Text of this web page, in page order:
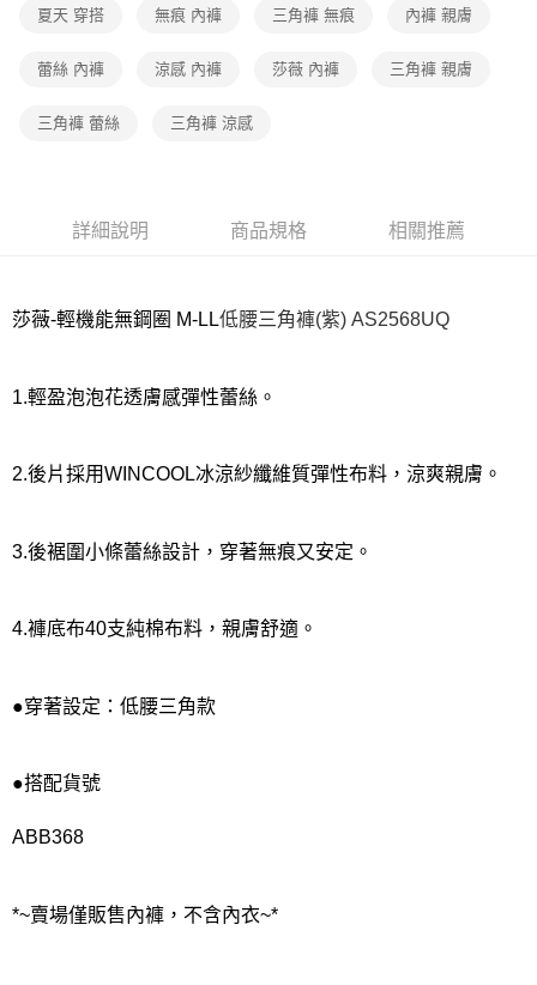
付款後7-11取貨
每筆NT$80，滿NT$1,000(含以上)免運費
夏天 穿搭 無痕 內褲 三角褲 無痕 內褲 親膚
蕾絲 內褲 涼感 內褲 莎薇 內褲 三角褲 親膚
三角褲 蕾絲 三角褲 涼感
詳細說明 商品規格 相關推薦
莎薇-輕機能無鋼圈 M-LL低腰三角褲(紫) AS2568UQ
1.輕盈泡泡花透膚感彈性蕾絲。
2.後片採用WINCOOL冰涼紗纖維質彈性布料，涼爽親膚。
3.後裾圍小條蕾絲設計，穿著無痕又安定。
4.褲底布40支純棉布料，親膚舒適。
●穿著設定：低腰三角款
●搭配貨號
ABB368
*~賣場僅販售內褲，不含內衣~*